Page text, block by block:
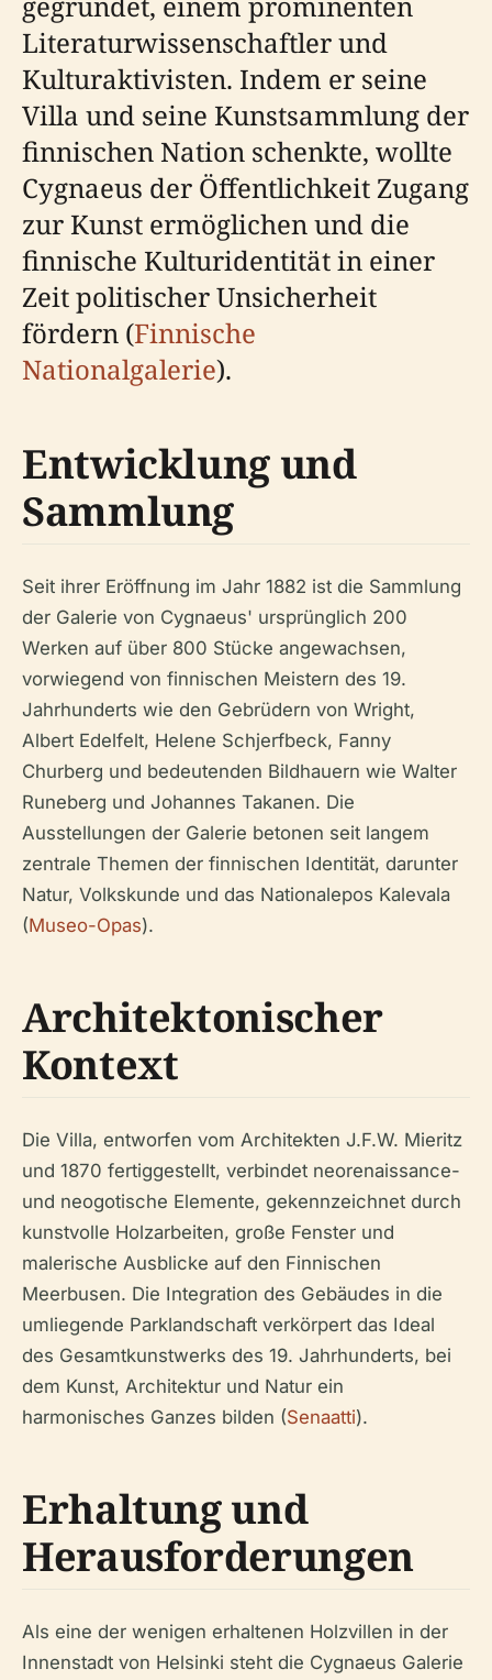
Literaturwissenschaftler und
Kulturaktivisten. Indem er seine
Villa und seine Kunstsammlung der
finnischen Nation schenkte, wollte
Cygnaeus der Öffentlichkeit Zugang
zur Kunst ermöglichen und die
finnische Kulturidentität in einer
Zeit politischer Unsicherheit
fördern (Finnische
Nationalgalerie).
Entwicklung und
Sammlung
Seit ihrer Eröffnung im Jahr 1882 ist die Sammlung
der Galerie von Cygnaeus' ursprünglich 200
Werken auf über 800 Stücke angewachsen,
vorwiegend von finnischen Meistern des 19.
Jahrhunderts wie den Gebrüdern von Wright,
Albert Edelfelt, Helene Schjerfbeck, Fanny
Churberg und bedeutenden Bildhauern wie Walter
Runeberg und Johannes Takanen. Die
Ausstellungen der Galerie betonen seit langem
zentrale Themen der finnischen Identität, darunter
Natur, Volkskunde und das Nationalepos Kalevala
(Museo-Opas).
Architektonischer
Kontext
Die Villa, entworfen vom Architekten J.F.W. Mieritz
und 1870 fertiggestellt, verbindet neorenaissance-
und neogotische Elemente, gekennzeichnet durch
kunstvolle Holzarbeiten, große Fenster und
malerische Ausblicke auf den Finnischen
Meerbusen. Die Integration des Gebäudes in die
umliegende Parklandschaft verkörpert das Ideal
des Gesamtkunstwerks des 19. Jahrhunderts, bei
dem Kunst, Architektur und Natur ein
harmonisches Ganzes bilden (Senaatti).
Erhaltung und
Herausforderungen
Als eine der wenigen erhaltenen Holzvillen in der
Innenstadt von Helsinki steht die Cygnaeus Galerie